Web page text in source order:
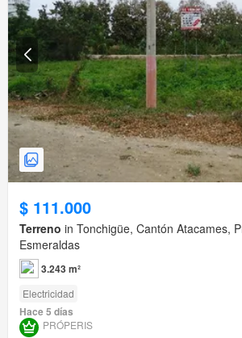
$ 111.000
Terreno in Tonchigüe, Cantón Atacames,
Esmeraldas
3.243 m²
Electricidad
Hace 5 días
PRÓPERIS